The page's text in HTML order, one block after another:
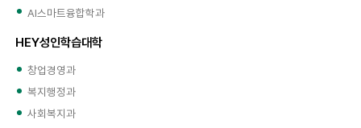
AI스마트융합학과
HEY성인학습대학
창업경영과
복지행정과
사회복지과